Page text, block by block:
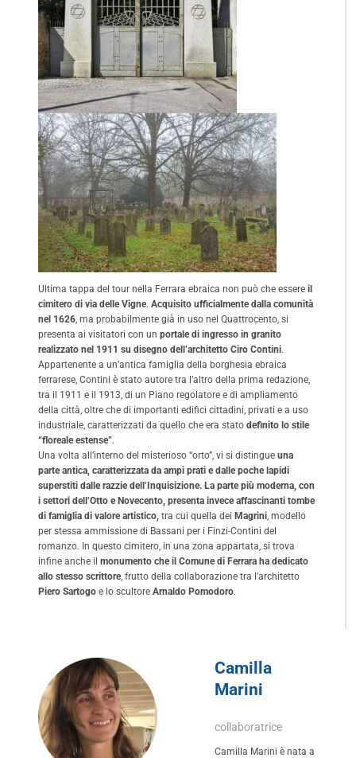
Ultima tappa del tour nella Ferrara ebraica non può che essere il
cimitero di via delle Vigne. Acquisito ufficialmente dalla comunità
nel 1626 , ma probabilmente già in uso nel Quattrocento, si
presenta ai visitatori con un portale di ingresso in granito
realizzato nel 1911 su disegno dell’architetto Ciro Contini.
Appartenente a un’antica famiglia della borghesia ebraica
ferrarese, Contini è stato autore tra l’altro della prima redazione,
tra il 1911 e il 1913, di un Piano regolatore e di ampliamento
della città, oltre che di importanti edifici cittadini, privati e a uso
industriale, caratterizzati da quello che era stato definito lo stile
“floreale estense”.
Una volta all’interno del misterioso “orto”, vi si distingue una
parte antica, caratterizzata da ampi prati e dalle poche lapidi
superstiti dalle razzie dell’Inquisizione. La parte più moderna, con
i settori dell’Otto e Novecento, presenta invece affascinanti tombe
di famiglia di valore artistico, tra cui quella dei Magrini , modello
per stessa ammissione di Bassani per i Finzi-Contini del
romanzo. In questo cimitero, in una zona appartata, si trova
infine anche il monumento che il Comune di Ferrara ha dedicato
allo stesso scrittore, frutto della collaborazione tra l’architetto
Piero Sartogo e lo scultore Arnaldo Pomodoro.
Camilla
Marini
collaboratrice
Camilla Marini è nata a